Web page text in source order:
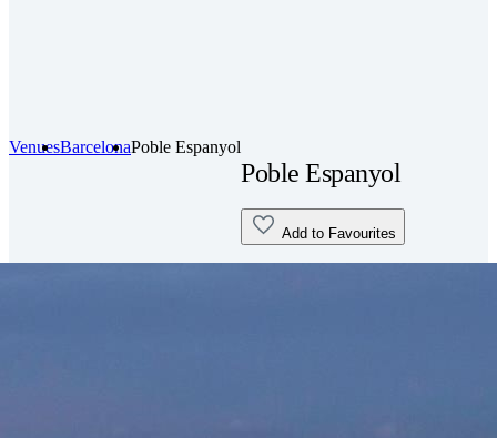
VenuesBarcelonaPoble Espanyol
Poble Espanyol
Add to Favourites